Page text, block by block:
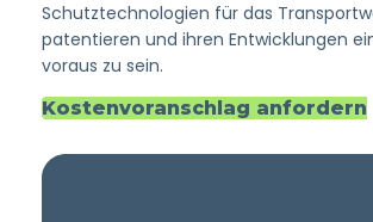
Schutztechnologien für das
patentieren und ihren Entwicklungen
voraus zu sein.
Kostenvoranschlag anfordern